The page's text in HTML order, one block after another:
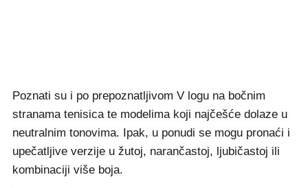
Poznati su i po prepoznatljivom V logu na bočnim
stranama tenisica te modelima koji najčešće dolaze u
neutralnim tonovima. Ipak, u ponudi se mogu pronaći i
upečatljive verzije u žutoj, narančastoj, ljubičastoj ili
kombinaciji više boja.